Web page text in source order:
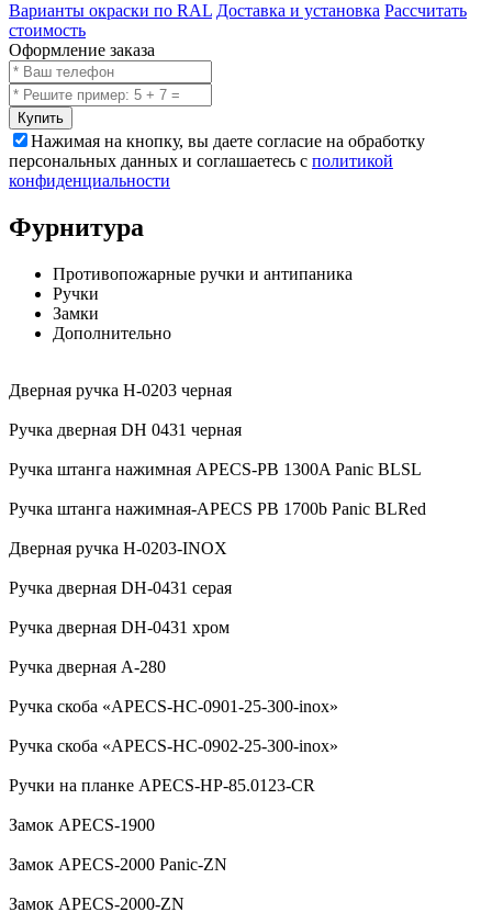
Варианты окраски по RAL Доставка и установка Рассчитать
стоимость
Оформление заказа
Купить
Нажимая на кнопку, вы даете согласие на обработку
персональных данных и соглашаетесь с политикой
конфиденциальности
Фурнитура
Противопожарные ручки и антипаника
Ручки
Замки
Дополнительно
Дверная ручка H-0203 черная
Ручка дверная DH 0431 черная
Ручка штанга нажимная APECS-PB 1300A Panic BLSL
Ручка штанга нажимная-APECS PB 1700b Panic BLRed
Дверная ручка H-0203-INOX
Ручка дверная DH-0431 серая
Ручка дверная DH-0431 хром
Ручка дверная А-280
Ручка скоба «APECS-HC-0901-25-300-inox»
Ручка скоба «APECS-HC-0902-25-300-inox»
Ручки на планке APECS-HP-85.0123-CR
Замок APECS-1900
Замок APECS-2000 Panic-ZN
Замок APECS-2000-ZN